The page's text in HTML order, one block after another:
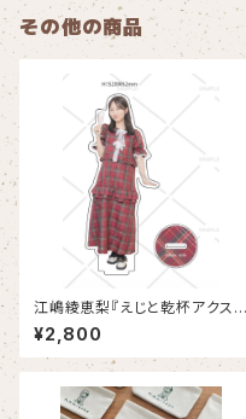
その他の商品
江嶋綾恵梨『えじと乾杯アクス
タ〜シャンパン編〜』
¥2,800